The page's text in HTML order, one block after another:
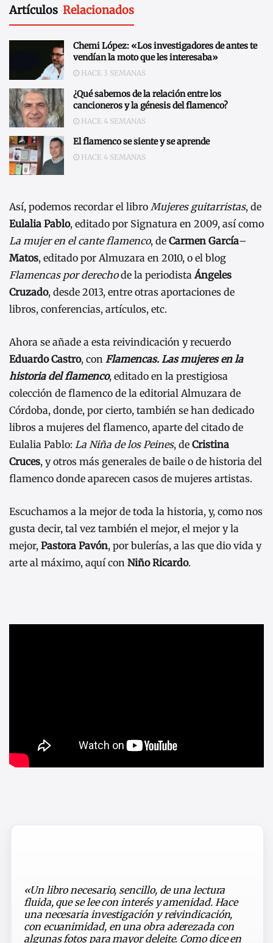
Artículos Relacionados
Chemi López: «Los investigadores de antes te
vendían la moto que les interesaba»
HACE 3 SEMANAS
¿Qué sabemos de la relación entre los
cancioneros y la génesis del flamenco?
HACE 4 SEMANAS
El flamenco se siente y se aprende
HACE 4 SEMANAS
Así, podemos recordar el libro Mujeres guitarristas, de
Eulalia Pablo, editado por Signatura en 2009, así como
La mujer en el cante flamenco, de Carmen García–
Matos, editado por Almuzara en 2010, o el blog
Flamencas por derechode la periodistaÁngeles
Cruzado, desde 2013, entre otras aportaciones de
libros, conferencias, artículos, etc.
Ahora se añade a esta reivindicación y recuerdo
Eduardo Castro, con Flamencas. Las mujeres en la
historia del flamenco, editado en la prestigiosa
colección de flamenco de la editorial Almuzara de
Córdoba, donde, por cierto, también se han dedicado
libros a mujeres del flamenco, aparte del citado de
Eulalia Pablo: La Niña de los Peines, de Cristina
Cruces, y otros más generales de baile o de historia del
flamenco donde aparecen casos de mujeres artistas.
Escuchamos a la mejor de toda la historia, y, como nos
gusta decir, tal vez también el mejor, el mejor y la
mejor, Pastora Pavón, por bulerías, a las que dio vida y
arte al máximo, aquí con Niño Ricardo.
«Un libro necesario, sencillo, de una lectura
fluida, que se lee con interés y amenidad. Hace
una necesaria investigación y reivindicación,
con ecuanimidad, en una obra aderezada con
algunas fotos para mayor deleite. Como dice en